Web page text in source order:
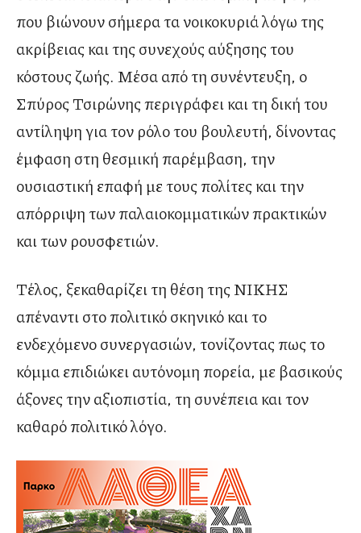
που βιώνουν σήμερα τα νοικοκυριά λόγω της
ακρίβειας και της συνεχούς αύξησης του
κόστους ζωής. Μέσα από τη συνέντευξη, ο
Σπύρος Τσιρώνης περιγράφει και τη δική του
αντίληψη για τον ρόλο του βουλευτή, δίνοντας
έμφαση στη θεσμική παρέμβαση, την
ουσιαστική επαφή με τους πολίτες και την
απόρριψη των παλαιοκομματικών πρακτικών
και των ρουσφετιών.
Τέλος, ξεκαθαρίζει τη θέση της ΝΙΚΗΣ
απέναντι στο πολιτικό σκηνικό και το
ενδεχόμενο συνεργασιών, τονίζοντας πως το
κόμμα επιδιώκει αυτόνομη πορεία, με βασικούς
άξονες την αξιοπιστία, τη συνέπεια και τον
καθαρό πολιτικό λόγο.